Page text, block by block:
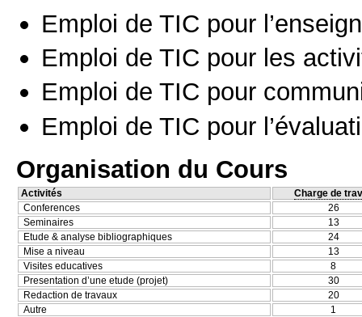
Emploi de TIC pour
Emploi de TIC pour les
Emploi de TIC pour
Emploi de TIC pour
Organisation du Cours
Activités
Charge de
Conferences
26
Seminaires
13
Etude & analyse bibliographiques
24
Mise a niveau
13
Visites educatives
8
Presentation d’une etude (projet)
30
Redaction de travaux
20
Autre
1